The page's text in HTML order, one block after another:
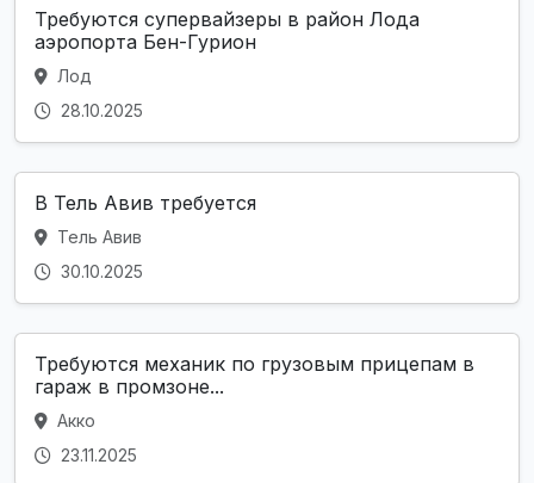
Требуются супервайзеры в район Лода
аэропорта Бен-Гурион
Лод
28.10.2025
В Тель Авив требуется
Тель Авив
30.10.2025
Требуются механик по грузовым прицепам в
гараж в промзоне...
Акко
23.11.2025